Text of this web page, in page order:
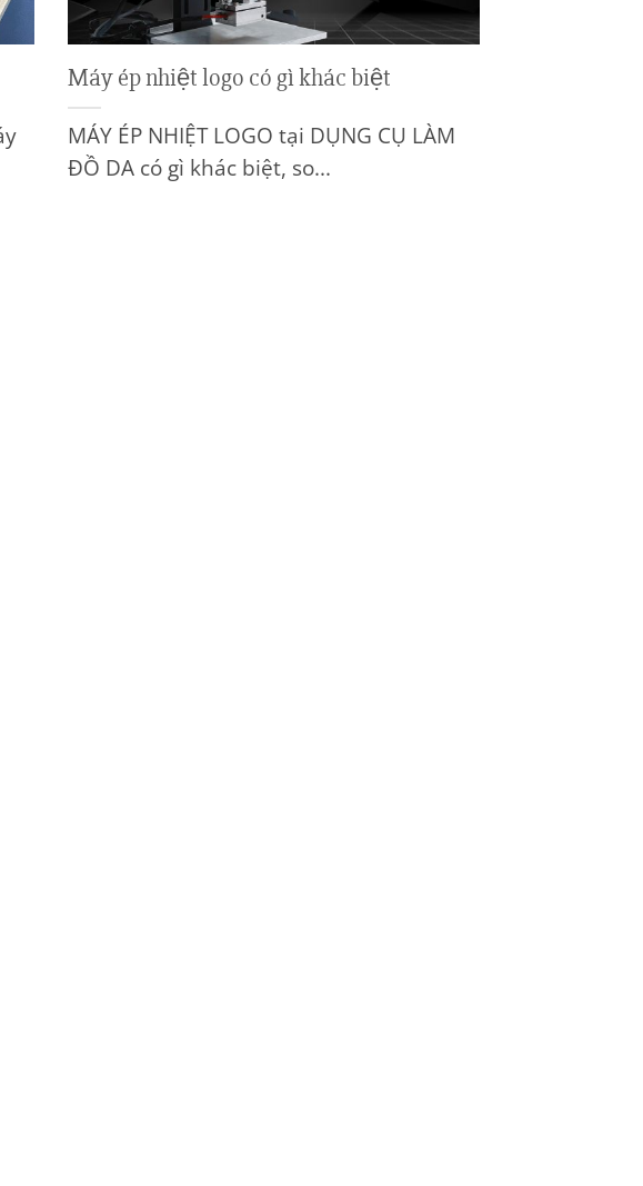
Máy ép nhiệt logo có gì khác biệt
MÁY ÉP NHIỆT LOGO tại DỤNG CỤ LÀM
ĐỒ DA có gì khác biệt, so...